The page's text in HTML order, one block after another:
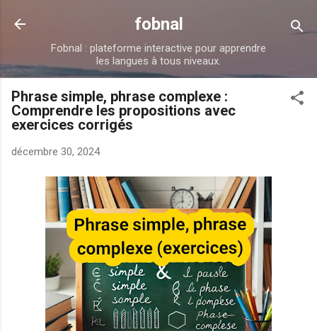
Accéder au contenu principal
fobnal
Fobnal : plateforme interactive pour apprendre
les langues à tous niveaux.
Phrase simple, phrase complexe :
Comprendre les propositions avec
exercices corrigés
décembre 30, 2024